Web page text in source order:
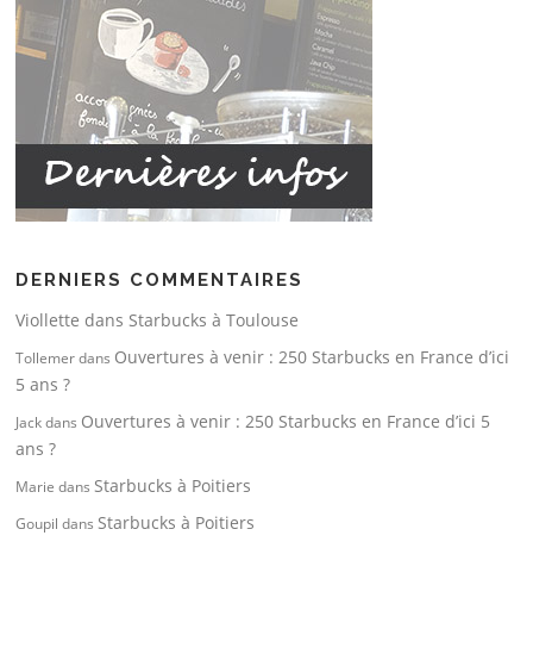
DERNIERS COMMENTAIRES
Viollette dans Starbucks à Toulouse
Tollemerdans Ouvertures à venir : 250 Starbucks en France d’ici
5 ans ?
Jackdans Ouvertures à venir : 250 Starbucks en France d’ici 5
ans ?
Marie dans Starbucks à Poitiers
Goupil dans Starbucks à Poitiers